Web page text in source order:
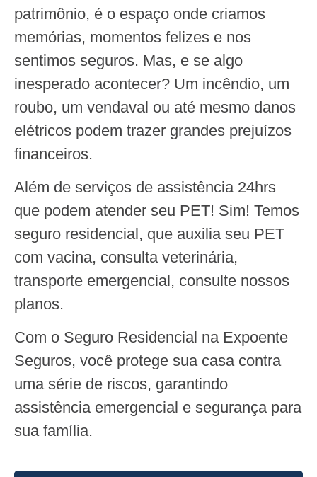
patrimônio, é o espaço onde criamos
memórias, momentos felizes e nos
sentimos seguros. Mas, e se algo
inesperado acontecer? Um incêndio, um
roubo, um vendaval ou até mesmo danos
elétricos podem trazer grandes prejuízos
financeiros.
Além de serviços de assistência 24hrs
que podem atender seu PET! Sim! Temos
seguro residencial, que auxilia seu PET
com vacina, consulta veterinária,
transporte emergencial, consulte nossos
planos.
Com o Seguro Residencial na Expoente
Seguros, você protege sua casa contra
uma série de riscos, garantindo
assistência emergencial e segurança para
sua família.